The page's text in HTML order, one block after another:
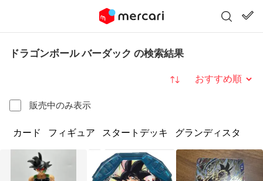
ドラゴンボール バーダック の検索結果
販売中のみ表示
並び替え
カード フィギュア スタートデッキ グランディスタ